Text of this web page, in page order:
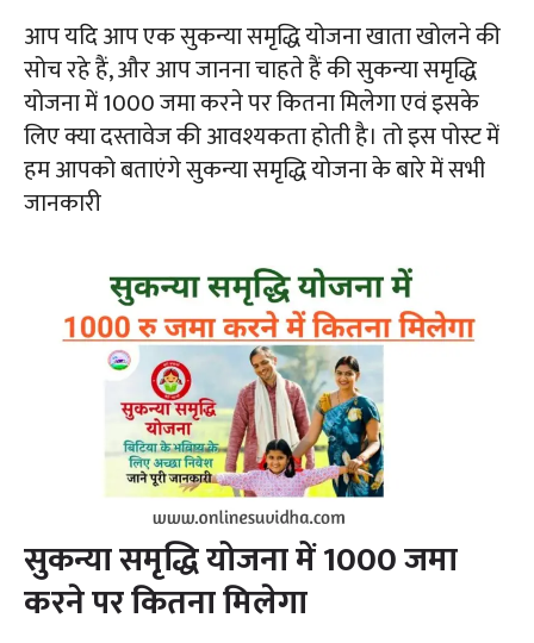
आप यदि आप एक सुकन्या समृद्धि योजना खाता खोलने की
सोच रहे हैं, और आप जानना चाहते हैं की सुकन्या समृद्धि
योजना में 1000 जमा करने पर कितना मिलेगा एवं इसके
लिए क्या दस्तावेज की आवश्यकता होती है। तो इस पोस्ट में
हम आपको बताएंगे सुकन्या समृद्धि योजना के बारे में सभी
जानकारी
सुकन्या समृद्धि योजना में 1000 जमा
करने पर कितना मिलेगा